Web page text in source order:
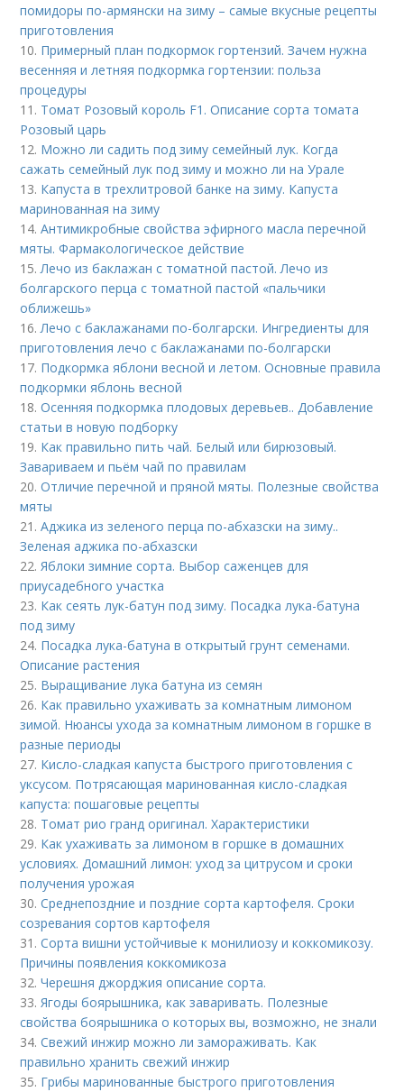
помидоры по-армянски на зиму – самые вкусные рецепты
приготовления
10. Примерный план подкормок гортензий. Зачем нужна
весенняя и летняя подкормка гортензии: польза
процедуры
11. Томат Розовый король F1. Описание сорта томата
Розовый царь
12. Можно ли садить под зиму семейный лук. Когда
сажать семейный лук под зиму и можно ли на Урале
13. Капуста в трехлитровой банке на зиму. Капуста
маринованная на зиму
14.Антимикробные свойства эфирного масла перечной
мяты. Фармакологическое действие
15.Лечо из баклажан с томатной пастой. Лечо из
болгарского перца с томатной пастой «пальчики
оближешь»
16.Лечо с баклажанами по-болгарски. Ингредиенты для
приготовления лечо с баклажанами по-болгарски
17. Подкормка яблони весной и летом. Основные правила
подкормки яблонь весной
18.Осенняя подкормка плодовых деревьев.. Добавление
статьи в новую подборку
19. Как правильно пить чай. Белый или бирюзовый.
Завариваем и пьём чай по правилам
20.Отличие перечной и пряной мяты. Полезные свойства
мяты
21.Аджика из зеленого перца по-абхазски на зиму..
Зеленая аджика по-абхазски
22.Яблоки зимние сорта. Выбор саженцев для
приусадебного участка
23. Как сеять лук-батун под зиму. Посадка лука-батуна
под зиму
24. Посадка лука-батуна в открытый грунт семенами.
Описание растения
25. Выращивание лука батуна из семян
26. Как правильно ухаживать за комнатным лимоном
зимой. Нюансы ухода за комнатным лимоном в горшке в
разные периоды
27. Кисло-сладкая капуста быстрого приготовления с
уксусом. Потрясающая маринованная кисло-сладкая
капуста: пошаговые рецепты
28. Томат рио гранд оригинал. Характеристики
29. Как ухаживать за лимоном в горшке в домашних
условиях. Домашний лимон: уход за цитрусом и сроки
получения урожая
30.Среднепоздние и поздние сорта картофеля. Сроки
созревания сортов картофеля
31.Сорта вишни устойчивые к монилиозу и коккомикозу.
Причины появления коккомикоза
32.Черешня джорджия описание сорта.
33.Ягоды боярышника, как заваривать. Полезные
свойства боярышника о которых вы, возможно, не знали
34.Свежий инжир можно ли замораживать. Как
правильно хранить свежий инжир
35. Грибы маринованные быстрого приготовления